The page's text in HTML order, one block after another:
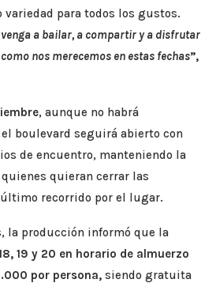
para todos los gustos.
venga a bailar, a compartir y a disfrutar
nos merecemos en estas fechas”,
, aunque no habrá
boulevard seguirá abierto con
de encuentro, manteniendo la
quieran cerrar las
recorrido por el lugar.
la producción informó que la
19 y 20 en horario de almuerzo
por persona, siendo gratuita